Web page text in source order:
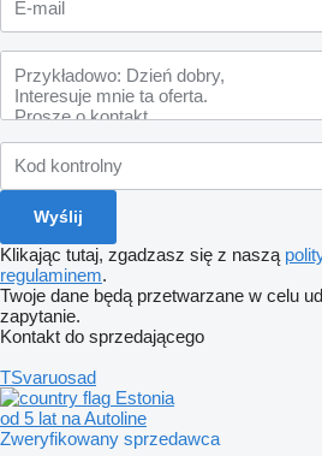
Klikając tutaj, zgadzasz się z naszą
regulaminem.
Twoje dane będą przetwarzane w celu
zapytanie.
Kontakt do sprzedającego
TSvaruosad
Estonia
od 5 lat na Autoline
Zweryfikowany sprzedawca